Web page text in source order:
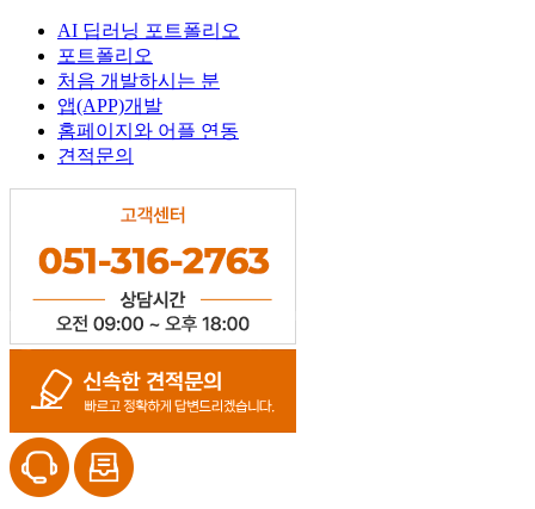
AI 딥러닝 포트폴리오
포트폴리오
처음 개발하시는 분
앱(APP)개발
홈페이지와 어플 연동
견적문의